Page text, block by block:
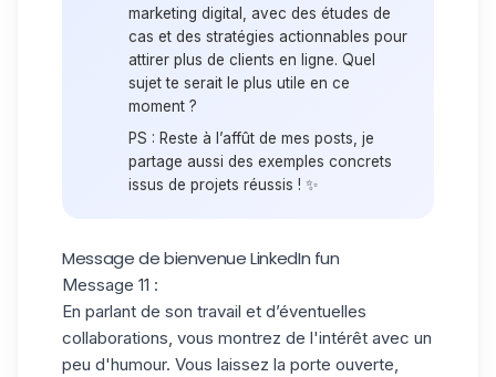
marketing digital, avec des études de
cas et des stratégies actionnables pour
attirer plus de clients en ligne. Quel
sujet te serait le plus utile en ce
moment ?
PS : Reste à l’affût de mes posts, je
partage aussi des exemples concrets
issus de projets réussis ! ✨
Message de bienvenue LinkedIn fun
Message 11 :
En parlant de son travail et d’éventuelles
collaborations, vous montrez de l'intérêt avec un
peu d'humour. Vous laissez la porte ouverte,